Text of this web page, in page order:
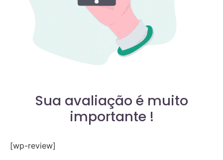
Sua avaliação é muito
importante !
[wp-review]